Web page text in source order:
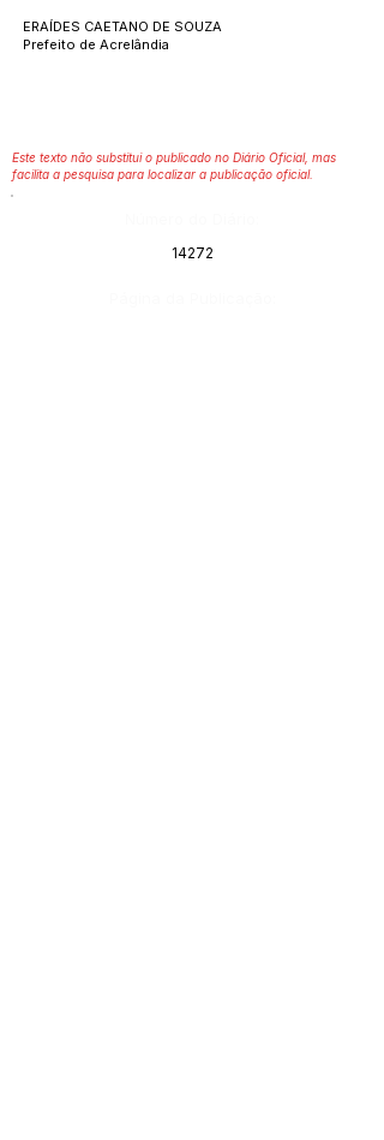
ERAÍDES CAETANO DE SOUZA
Prefeito de Acrelândia
Este texto não substitui o publicado no Diário Oficial, mas
facilita a pesquisa para localizar a publicação oficial.
14272